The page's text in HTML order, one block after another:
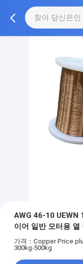
AWG 46-10 UEWN
이어 일반 모터용 열
가격：Copper Price
300kg-500kg